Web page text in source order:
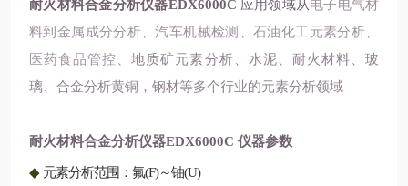
耐火材料合金分析仪器EDX6000C 应用领域从 电子电气材
料到金属成分分析、汽车机械检测、石油化工元素分析、
医药食品管控、地质矿元素分析、水泥、耐火材料、玻
璃、合金分析黄铜，钢材等多个行业的元素分析领域
耐火材料合金分析仪器EDX6000C 仪器参数
◆ 元素分析范围：氟(F)～铀(U)